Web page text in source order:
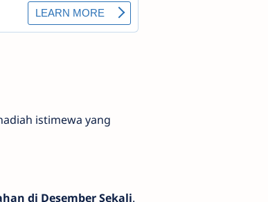
istimewa yang
di Desember Sekali.